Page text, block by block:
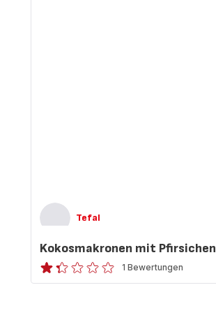
Tefal
Kokosmakronen mit Pfirsichen
ratings.1.3
1 Bewertungen